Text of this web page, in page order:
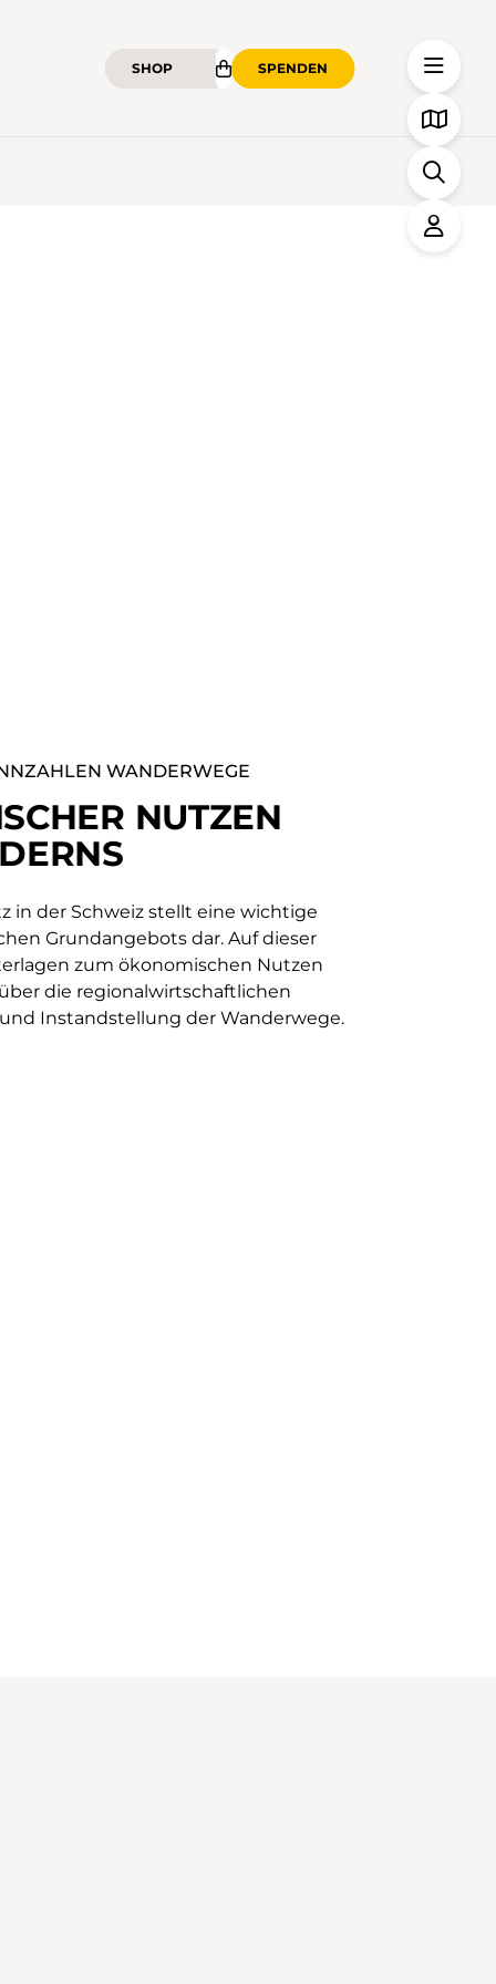
SHOP SPENDEN
WANDERWEGE
NUTZEN
in der Schweiz stellt eine wichtige
Grundangebots dar. Auf dieser
zum ökonomischen Nutzen
die regionalwirtschaftlichen
Instandstellung der Wanderwege.